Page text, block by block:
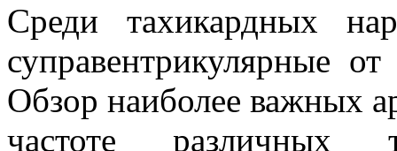
Среди тахикардных
суправентрикулярные
Обзор наиболее важных
частоте различных